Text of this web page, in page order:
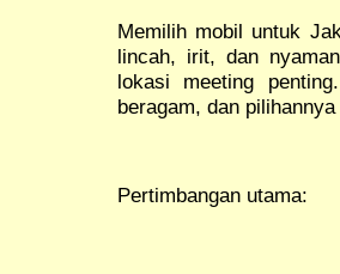
Memilih mobil untuk
lincah, irit, dan
lokasi meeting penting.
beragam, dan
Pertimbangan utama: